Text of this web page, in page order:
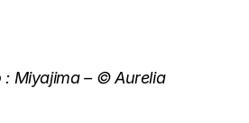
: Miyajima – © Aurelia